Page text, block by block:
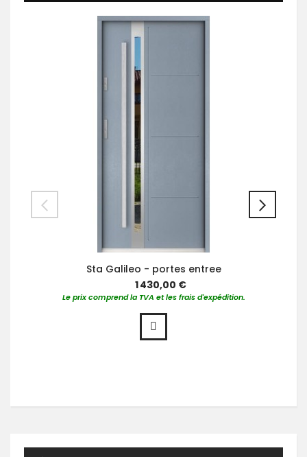
Sta Galileo - portes entree
1 430,00 €
Le prix comprend la TVA et les frais d'expédition.